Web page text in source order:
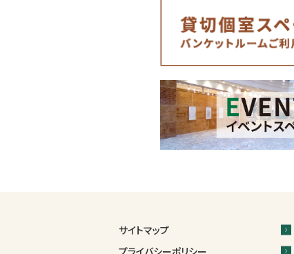
サイトマップ
プライバシーポリシー